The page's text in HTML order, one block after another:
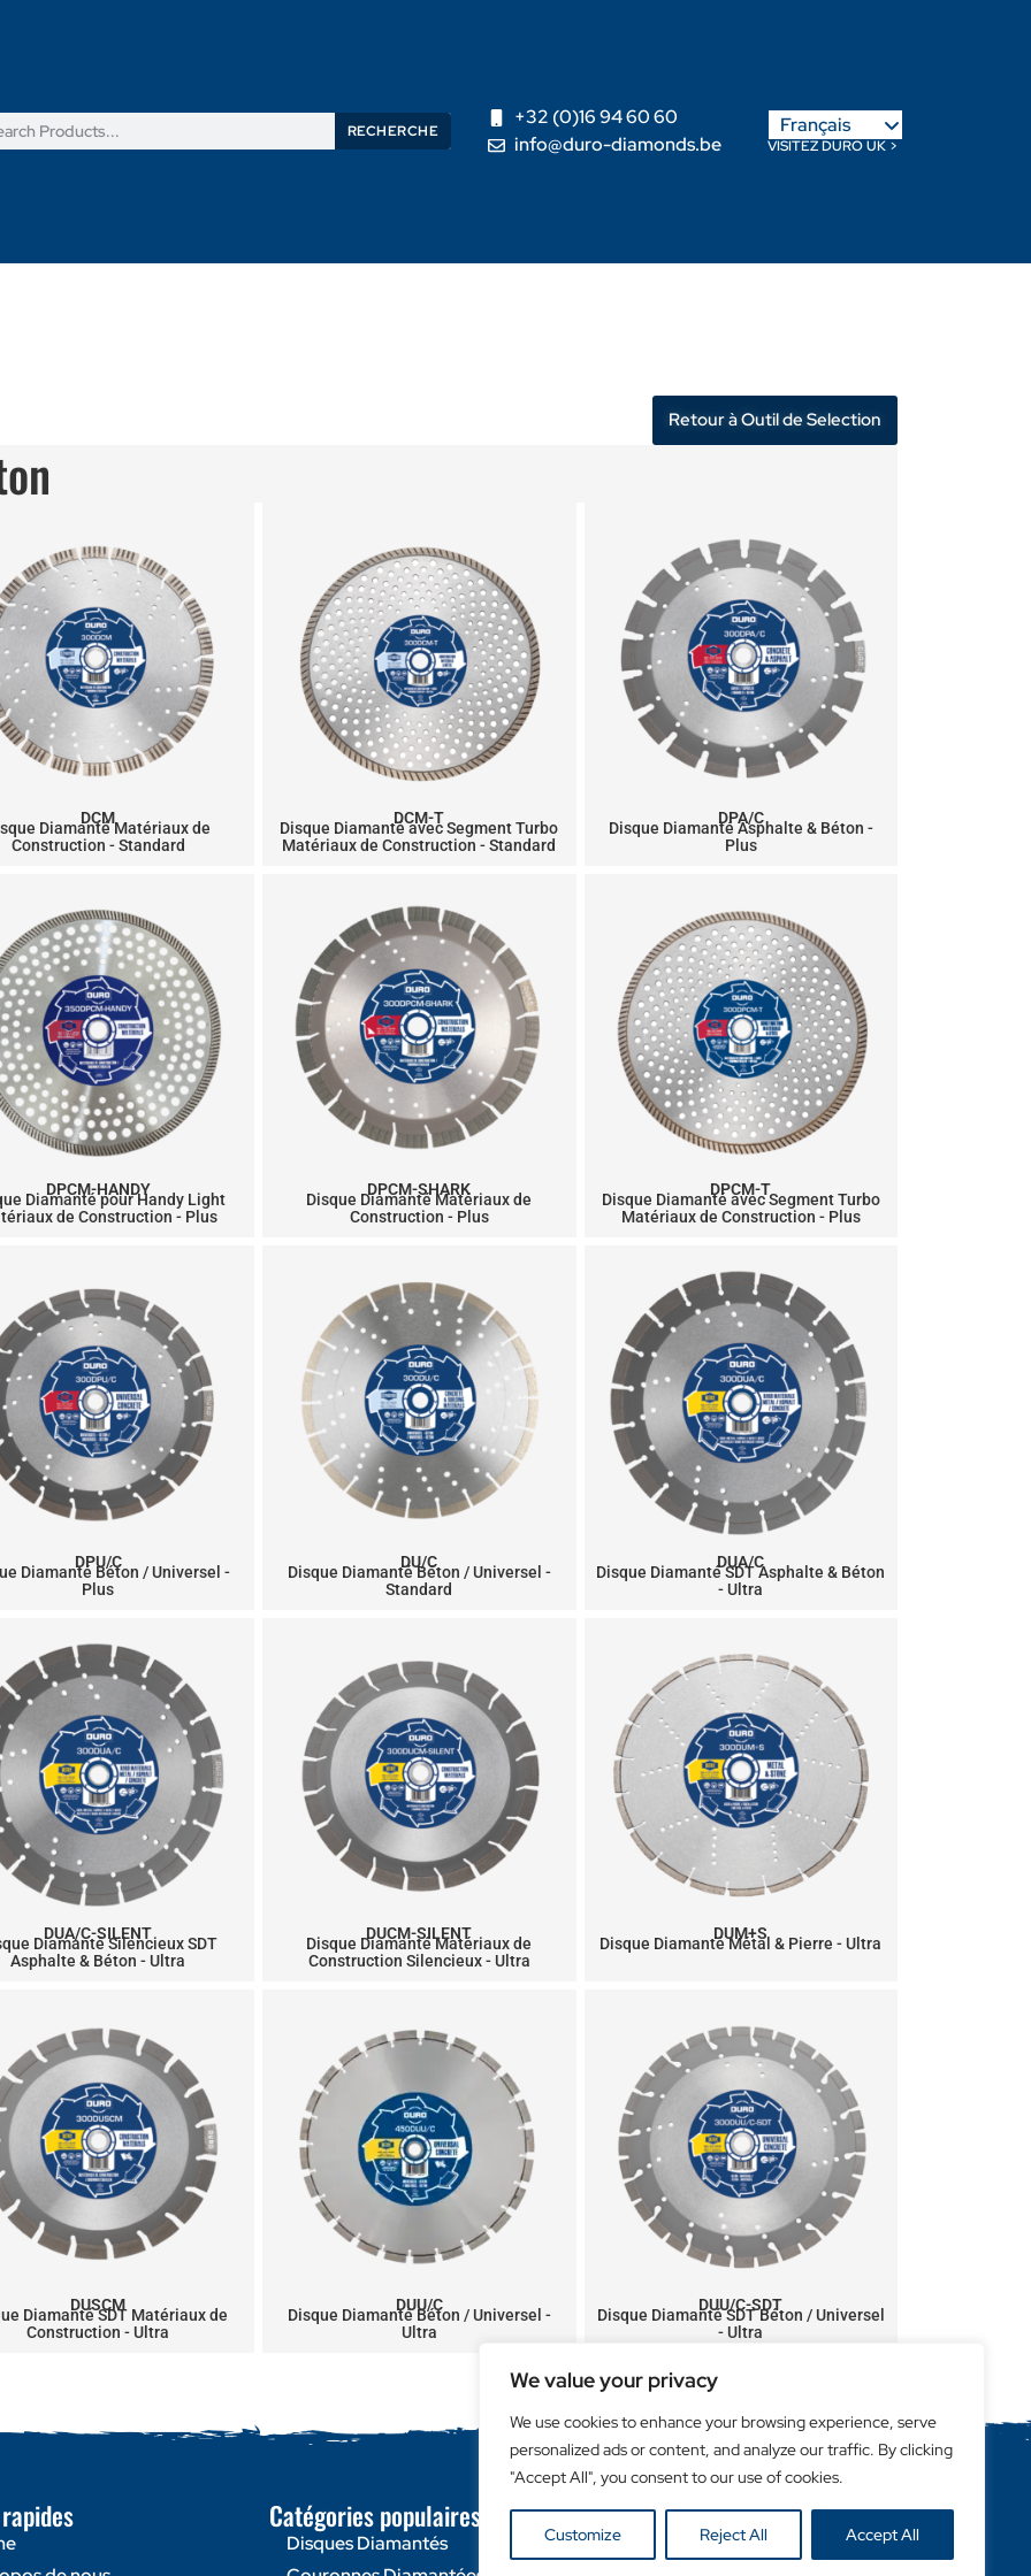
We value your privacy
We use cookies to enhance your browsing experience, serve
personalized ads or content, and analyze our traffic. By clicking
"Accept All", you consent to our use of cookies.
Customize Reject All Accept All
RECHERCHE
+32 (0)16 94 60 60
info@duro-diamonds.be
Français
Nederlands
VISITEZ DURO UK >
Retour à Outil de Selection
DCM
Diamanté Matériaux de
Construction - Standard
DCM-T
Disque Diamanté avec Segment Turbo
Matériaux de Construction - Standard
DPA/C
Disque Diamanté Asphalte & Béton -
Plus
DPCM-HANDY
Diamanté pour Handy Light
de Construction - Plus
DPCM-SHARK
Disque Diamanté Matériaux de
Construction - Plus
DPCM-T
Disque Diamanté avec Segment Turbo
Matériaux de Construction - Plus
DPU/C
Diamanté Béton / Universel -
Plus
DU/C
Disque Diamanté Béton / Universel -
Standard
DUA/C
Disque Diamanté SDT Asphalte & Béton
- Ultra
DUA/C-SILENT
Diamanté Silencieux SDT
Asphalte & Béton - Ultra
DUCM-SILENT
Disque Diamanté Matériaux de
Construction Silencieux - Ultra
DUM+S
Disque Diamanté Métal & Pierre - Ultra
DUSCM
Diamanté SDT Matériaux de
Construction - Ultra
DUU/C
Disque Diamanté Béton / Universel -
Ultra
DUU/C-SDT
Disque Diamanté SDT Béton / Universel
- Ultra
Catégories populaires
Disques Diamantés
Liens utiles
Login Client